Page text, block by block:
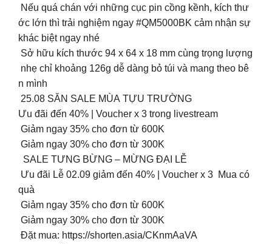
Nếu quá chán với những cục pin cồng kềnh, kích thư
ớc lớn thì trải nghiệm ngay #QM5000BK cảm nhận sự
khác biệt ngay nhé
Sở hữu kích thước 94 x 64 x 18 mm cùng trọng lượng
nhẹ chỉ khoảng 126g dễ dàng bỏ túi và mang theo bê
n mình
25.08 SĂN SALE MÙA TỰU TRƯỜNG
Ưu đãi đến 40% | Voucher x 3 trong livestream
️ Giảm ngay 35% cho đơn từ 600K
️ Giảm ngay 30% cho đơn từ 300K
SALE TƯNG BỪNG – MỪNG ĐẠI LỄ
Ưu đãi Lễ 02.09 giảm đến 40% | Voucher x 3 Mua có
quà
️ Giảm ngay 35% cho đơn từ 600K
️ Giảm ngay 30% cho đơn từ 300K
Đặt mua: https://shorten.asia/CKnmAaVA